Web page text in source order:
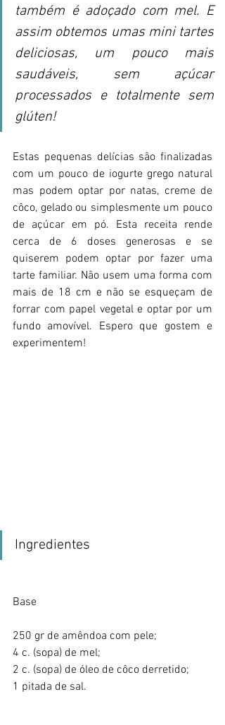
também é adoçado com mel. E
assim obtemos umas mini tartes
deliciosas, um pouco mais
saudáveis, sem açúcar
processados e totalmente sem
glúten!
Estas pequenas delícias são finalizadas
com um pouco de iogurte grego natural
mas podem optar por natas, creme de
côco, gelado ou simplesmente um pouco
de açúcar em pó. Esta receita rende
cerca de 6 doses generosas e se
quiserem podem optar por fazer uma
tarte familiar. Não usem uma forma com
mais de 18 cm e não se esqueçam de
forrar com papel vegetal e optar por um
fundo amovível. Espero que gostem e
experimentem!
Ingredientes
Base
250 gr de amêndoa com pele;
4 c. (sopa) de mel;
2 c. (sopa) de óleo de côco derretido;
1 pitada de sal.